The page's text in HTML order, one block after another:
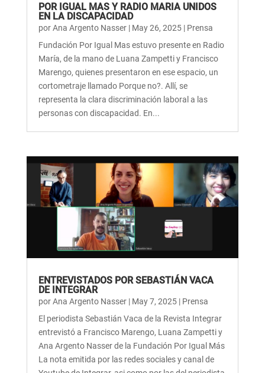
POR IGUAL MAS Y RADIO MARIA UNIDOS
EN LA DISCAPACIDAD
porAna Argento Nasser| May 26, 2025| Prensa
Fundación Por Igual Mas estuvo presente en Radio
María, de la mano de Luana Zampetti y Francisco
Marengo, quienes presentaron en ese espacio, un
cortometraje llamado Porque no?. Allí, se
representa la clara discriminación laboral a las
personas con discapacidad. En...
ENTREVISTADOS POR SEBASTIÁN VACA
DE INTEGRAR
porAna Argento Nasser| May 7, 2025| Prensa
El periodista Sebastián Vaca de la Revista Integrar
entrevistó a Francisco Marengo, Luana Zampetti y
Ana Argento Nasser de la Fundación Por Igual Más
La nota emitida por las redes sociales y canal de